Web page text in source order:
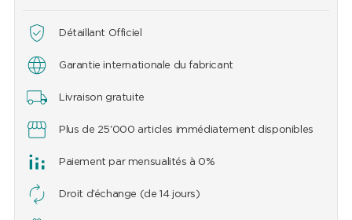
Détaillant Officiel
Garantie internationale du fabricant
Livraison gratuite
Plus de 25'000 articles immédiatement disponibles
Paiement par mensualités à 0%
Droit d’échange (de 14 jours)